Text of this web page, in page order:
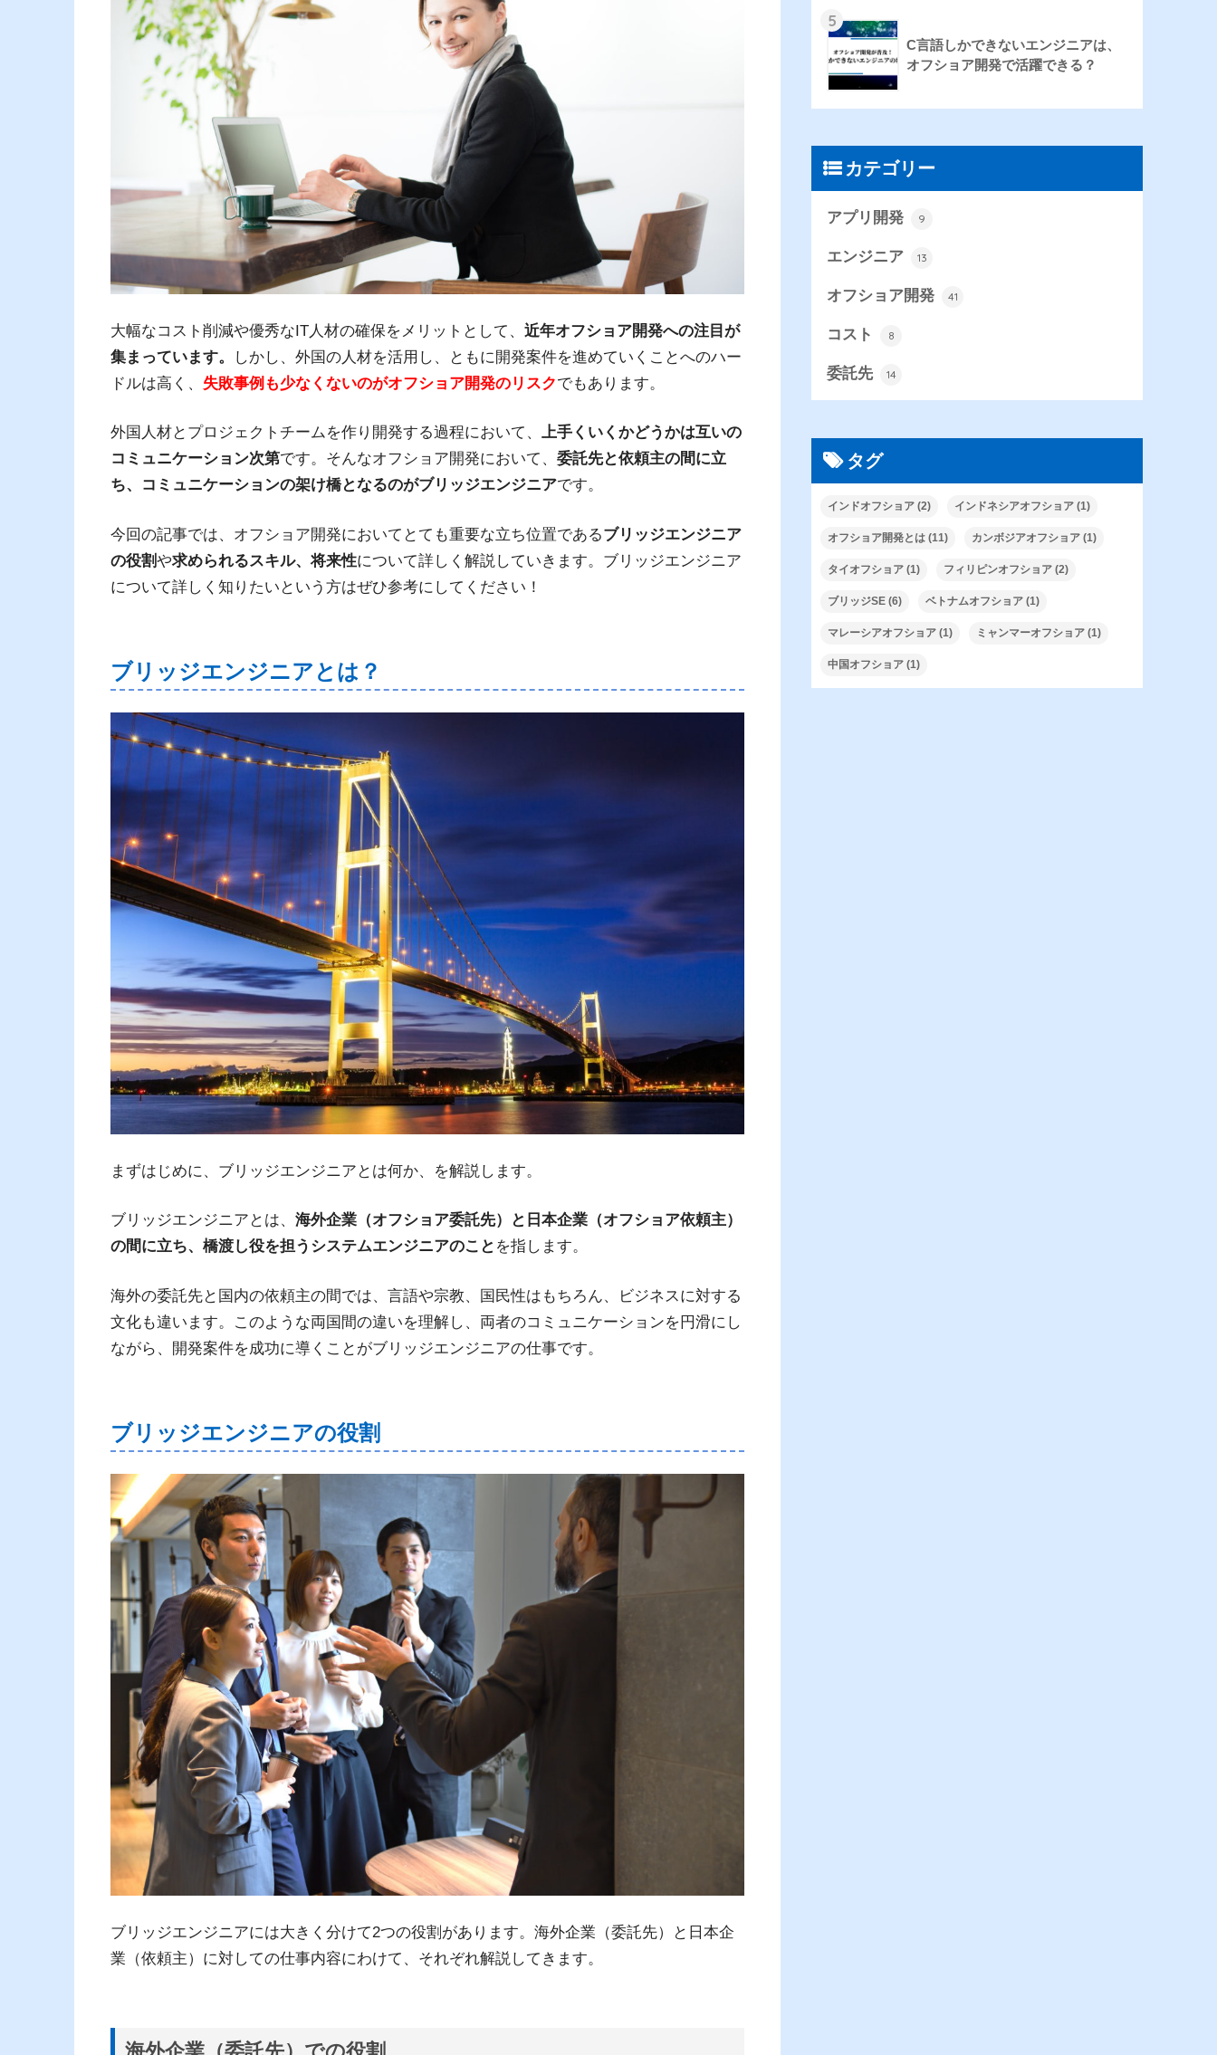
大幅なコスト削減や優秀なIT人材の確保をメリットとして、 近年オフショア開発への注目が
集まっています。
しかし、外国の人材を活用し、ともに開発案件を進めていくことへのハー
ドルは高く、 失敗事例も少なくないのがオフショア開発のリスクでもあります。
外国人材とプロジェクトチームを作り開発する過程において、 上手くいくかどうかは互いの
コミュニケーション次第です。そんなオフショア開発において、 委託先と依頼主の間に立
ち、コミュニケーションの架け橋となるのがブリッジエンジニアです。
今回の記事では、オフショア開発においてとても重要な立ち位置であるブリッジエンジニア
の役割や求められるスキル、将来性について詳しく解説していきます。ブリッジエンジニア
について詳しく知りたいという方はぜひ参考にしてください！
ブリッジエンジニアとは？
まずはじめに、ブリッジエンジニアとは何か、を解説します。
ブリッジエンジニアとは、 海外企業（オフショア委託先）と日本企業（オフショア依頼主）
の間に立ち、橋渡し役を担うシステムエンジニアのこと を指します。
海外の委託先と国内の依頼主の間では、言語や宗教、国民性はもちろん、ビジネスに対する
文化も違います。このような両国間の違いを理解し、両者のコミュニケーションを円滑にし
ながら、開発案件を成功に導くことがブリッジエンジニアの仕事です。
ブリッジエンジニアの役割
ブリッジエンジニアには大きく分けて2つの役割があります。海外企業（委託先）と日本企
業（依頼主）に対しての仕事内容にわけて、それぞれ解説してきます。
5
C言語しかできないエンジニアは、
オフショア開発で活躍できる？
カテゴリー
アプリ開発 9
エンジニア 13
オフショア開発 41
コスト 8
委託先 14
タグ
インドオフショア (2) インドネシアオフショア (1)
オフショア開発とは (11) カンボジアオフショア (1)
タイオフショア (1) フィリピンオフショア (2)
ブリッジSE (6) ベトナムオフショア (1)
マレーシアオフショア (1) ミャンマーオフショア (1)
中国オフショア (1)